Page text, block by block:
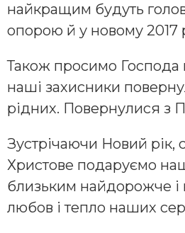
найкращим будуть
опорою й у новому 2017
Також просимо
наші захисники
рідних. Повернулися з
Зустрічаючи Новий рік,
Христове подаруємо
близьким найдорожче і
любов і тепло наших